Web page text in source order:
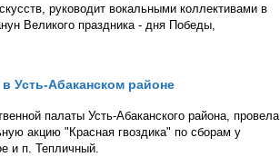
руководит вокальными коллективами в
Великого праздника - дня Победы,
Усть-Абаканском районе
палаты Усть-Абаканского района, провела
акцию "Красная гвоздика" по сборам у
и п. Тепличный.